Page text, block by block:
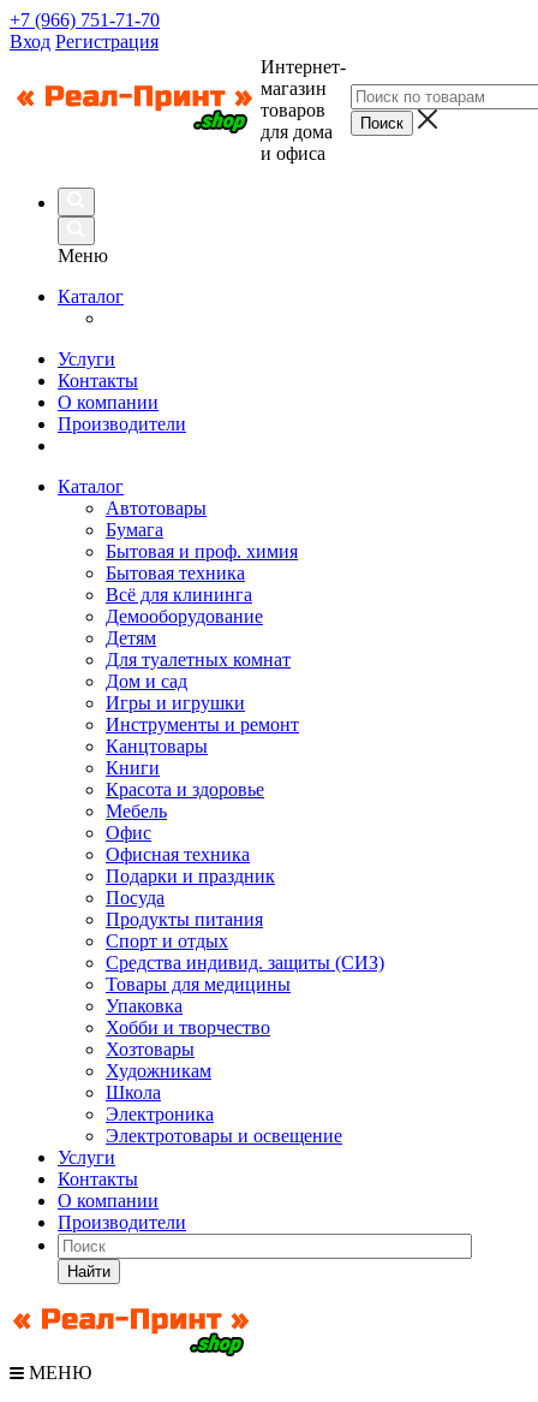
+7 (966) 751-71-70
Вход Регистрация
Интернет-
магазин
товаров
для дома
и офиса
Меню
Каталог
Услуги
Контакты
О компании
Производители
Каталог
Автотовары
Бумага
Бытовая и проф. химия
Бытовая техника
Всё для клининга
Демооборудование
Детям
Для туалетных комнат
Дом и сад
Игры и игрушки
Инструменты и ремонт
Канцтовары
Книги
Красота и здоровье
Мебель
Офис
Офисная техника
Подарки и праздник
Посуда
Продукты питания
Спорт и отдых
Средства индивид. защиты (СИЗ)
Товары для медицины
Упаковка
Хобби и творчество
Хозтовары
Художникам
Школа
Электроника
Электротовары и освещение
Услуги
Контакты
О компании
Производители
Найти
МЕНЮ